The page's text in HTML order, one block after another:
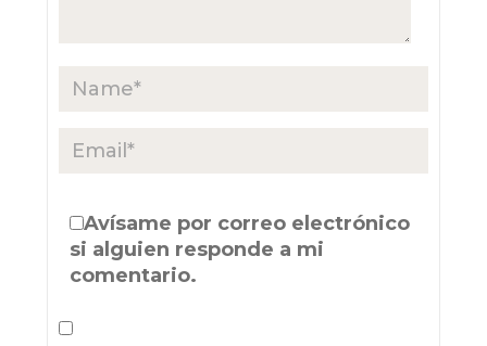
Avísame por correo electrónico
si alguien responde a mi
comentario.